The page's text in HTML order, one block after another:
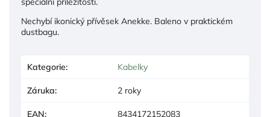
Nechybí ikonický přívěsek Anekke. Baleno v praktickém
dustbagu.
Kategorie: Kabelky
Záruka: 2 roky
EAN: 8434172152083